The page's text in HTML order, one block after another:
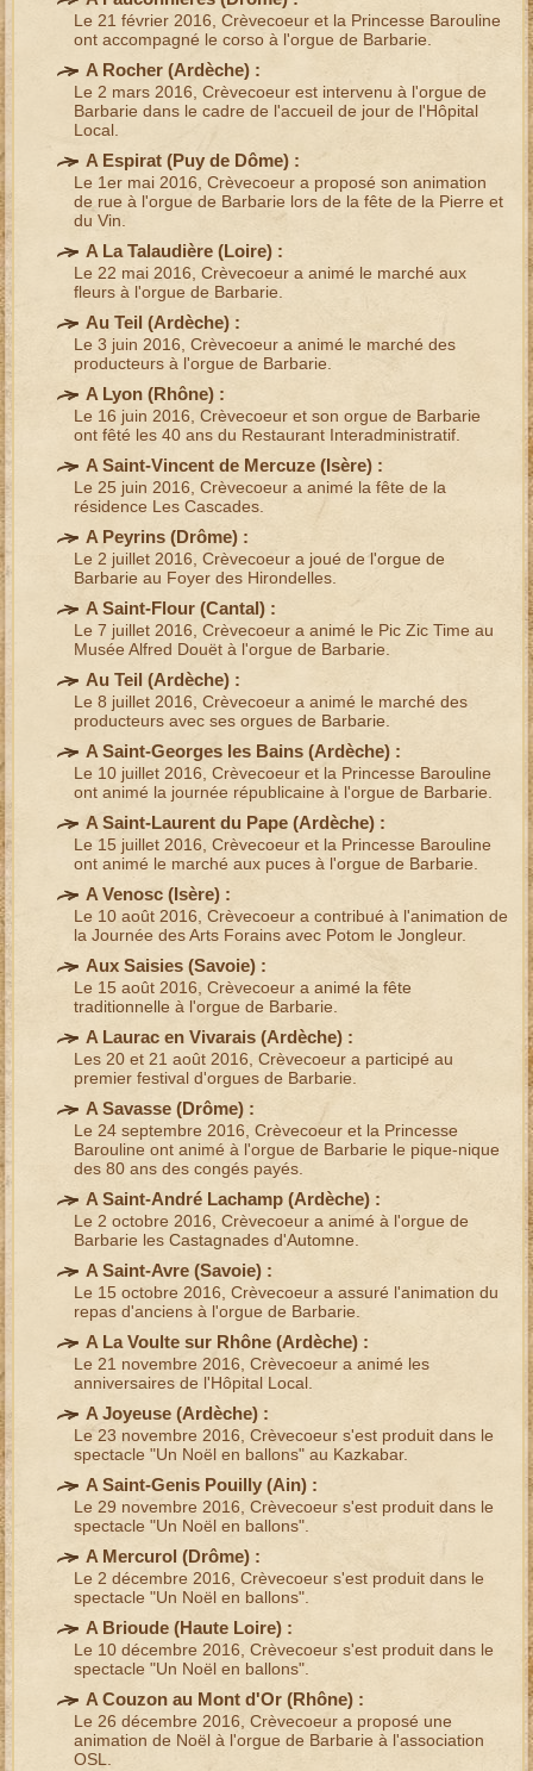
Le 21 février 2016, Crèvecoeur et la Princesse Barouline
ont accompagné le corso à l'orgue de Barbarie.
A Rocher (Ardèche) :
Le 2 mars 2016, Crèvecoeur est intervenu à l'orgue de
Barbarie dans le cadre de l'accueil de jour de l'Hôpital
Local.
A Espirat (Puy de Dôme) :
Le 1er mai 2016, Crèvecoeur a proposé son animation
de rue à l'orgue de Barbarie lors de la fête de la Pierre et
du Vin.
A La Talaudière (Loire) :
Le 22 mai 2016, Crèvecoeur a animé le marché aux
fleursà l'orgue de Barbarie.
Au Teil (Ardèche) :
Le 3 juin 2016, Crèvecoeur a animé le marché des
producteursà l'orgue de Barbarie.
A Lyon (Rhône) :
Le 16 juin 2016, Crèvecoeur et son orgue de Barbarie
ont fêté les 40 ans du Restaurant Interadministratif.
A Saint-Vincent de Mercuze ( Isère) :
Le 25 juin 2016, Crèvecoeur a animé la fête de la
résidence Les Cascades.
A Peyrins (Drôme) :
Le 2 juillet 2016, Crèvecoeur a joué de l'orgue de
Barbarie au Foyer des Hirondelles.
A Saint-Flour (Cantal) :
Le 7 juillet 2016, Crèvecoeur a animé le Pic Zic Time au
Musée Alfred Douët à l'orgue de Barbarie.
Au Teil (Ardèche) :
Le 8 juillet 2016, Crèvecoeur a animé le marché des
producteursavec ses orgues de Barbarie.
A Saint-Georges les Bains (Ardèche) :
Le 10 juillet 2016, Crèvecoeur et la Princesse Barouline
ont animé la journée républicaine à l'orgue de Barbarie.
A Saint-Laurent du Pape (Ardèche) :
Le 15 juillet 2016, Crèvecoeur et la Princesse Barouline
ont animé le marché aux pucesà l'orgue de Barbarie.
A Venosc ( Isère) :
Le 10 août 2016, Crèvecoeur a contribué à l'animation de
la Journée des Arts Forainsavec Potom le Jongleur.
Aux Saisies (Savoie) :
Le 15 août 2016, Crèvecoeur a animé la fête
traditionnelle à l'orgue de Barbarie.
A Laurac en Vivarais (Ardèche) :
Les 20 et 21 août 2016, Crèvecoeur a participé au
premier festival d'orgues de Barbarie.
A Savasse (Drôme) :
Le 24 septembre 2016, Crèvecoeur et la Princesse
Barouline ont animé à l'orgue de Barbarie le pique-nique
des 80 ans des congés payés.
A Saint-André Lachamp (Ardèche) :
Le 2 octobre 2016, Crèvecoeur a animé à l'orgue de
Barbarie les Castagnades d'Automne.
A Saint-Avre (Savoie) :
Le 15 octobre 2016, Crèvecoeur a assuré l'animation du
repas d'anciensà l'orgue de Barbarie.
A La Voulte sur Rhône (Ardèche) :
Le 21 novembre 2016, Crèvecoeur a animé les
anniversaires de l'Hôpital Local.
A Joyeuse (Ardèche) :
Le 23 novembre 2016, Crèvecoeur s'est produit dans le
spectacle "Un Noël en ballons"au Kazkabar.
A Saint-Genis Pouilly (Ain) :
Le 29 novembre 2016, Crèvecoeur s'est produit dans le
spectacle "Un Noël en ballons".
A Mercurol (Drôme) :
Le 2 décembre 2016, Crèvecoeur s'est produit dans le
spectacle "Un Noël en ballons".
A Brioude (Haute Loire) :
Le 10 décembre 2016, Crèvecoeur s'est produit dans le
spectacle "Un Noël en ballons".
A Couzon au Mont d'Or (Rhône) :
Le 26 décembre 2016, Crèvecoeur a proposé une
animation de Noël à l'orgue de Barbarie à l'association
OSL.